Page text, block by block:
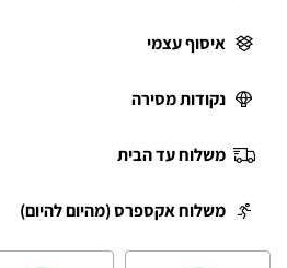
איסוף עצמי
נקודות מסירה
משלוח עד הבית
משלוח אקספרס (מהיום להיום)